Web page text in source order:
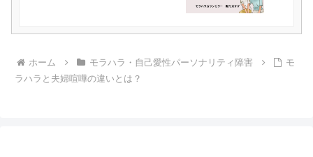
ホーム モラハラ・自己愛性パーソナリティ障害
モ
ラハラと夫婦喧嘩の違いとは？